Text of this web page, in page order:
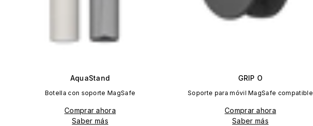
AquaStand
Botella con soporte MagSafe
Comprar ahora
Saber más
GRIP O
Soporte para móvil MagSafe compatible
Comprar ahora
Saber más